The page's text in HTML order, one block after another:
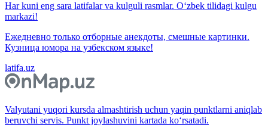
Har kuni eng sara latifalar va kulguli rasmlar. O‘zbek tilidagi kulgu
markazi!
Ежедневно только отборные анекдоты, смешные картинки.
Кузница юмора на узбекском языке!
latifa.uz
Valyutani yuqori kursda almashtirish uchun yaqin punktlarni aniqlab
beruvchi servis. Punkt joylashuvini kartada ko‘rsatadi.